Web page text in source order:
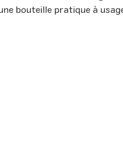
bouteille pratique à